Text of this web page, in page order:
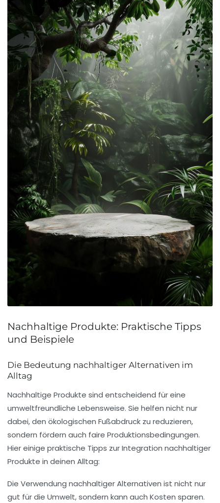
Nachhaltige Produkte: Praktische Tipps
und Beispiele
Die Bedeutung nachhaltiger Alternativen im
Alltag
Nachhaltige Produkte sind entscheidend für eine
umweltfreundliche Lebensweise. Sie helfen nicht nur
dabei, den ökologischen Fußabdruck zu reduzieren,
sondern fördern auch faire Produktionsbedingungen.
Hier einige praktische Tipps zur Integration nachhaltiger
Produkte in deinen Alltag:
Die Verwendung nachhaltiger Alternativen ist nicht nur
gut für die Umwelt, sondern kann auch Kosten sparen.